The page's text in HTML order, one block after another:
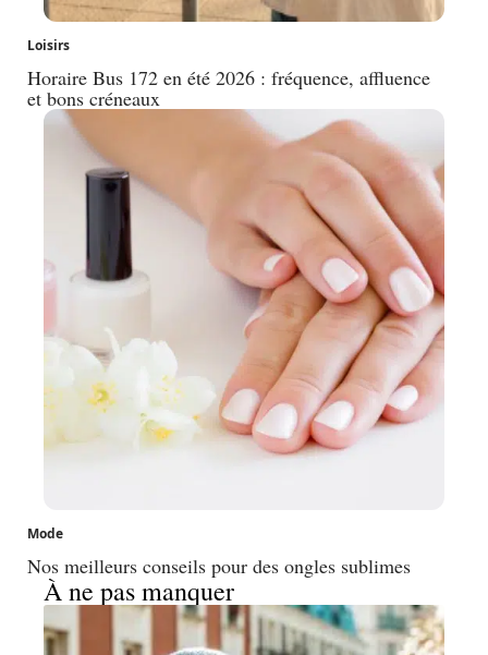
Loisirs
Horaire Bus 172 en été 2026 : fréquence, affluence
et bons créneaux
Mode
Nos meilleurs conseils pour des ongles sublimes
À ne pas manquer